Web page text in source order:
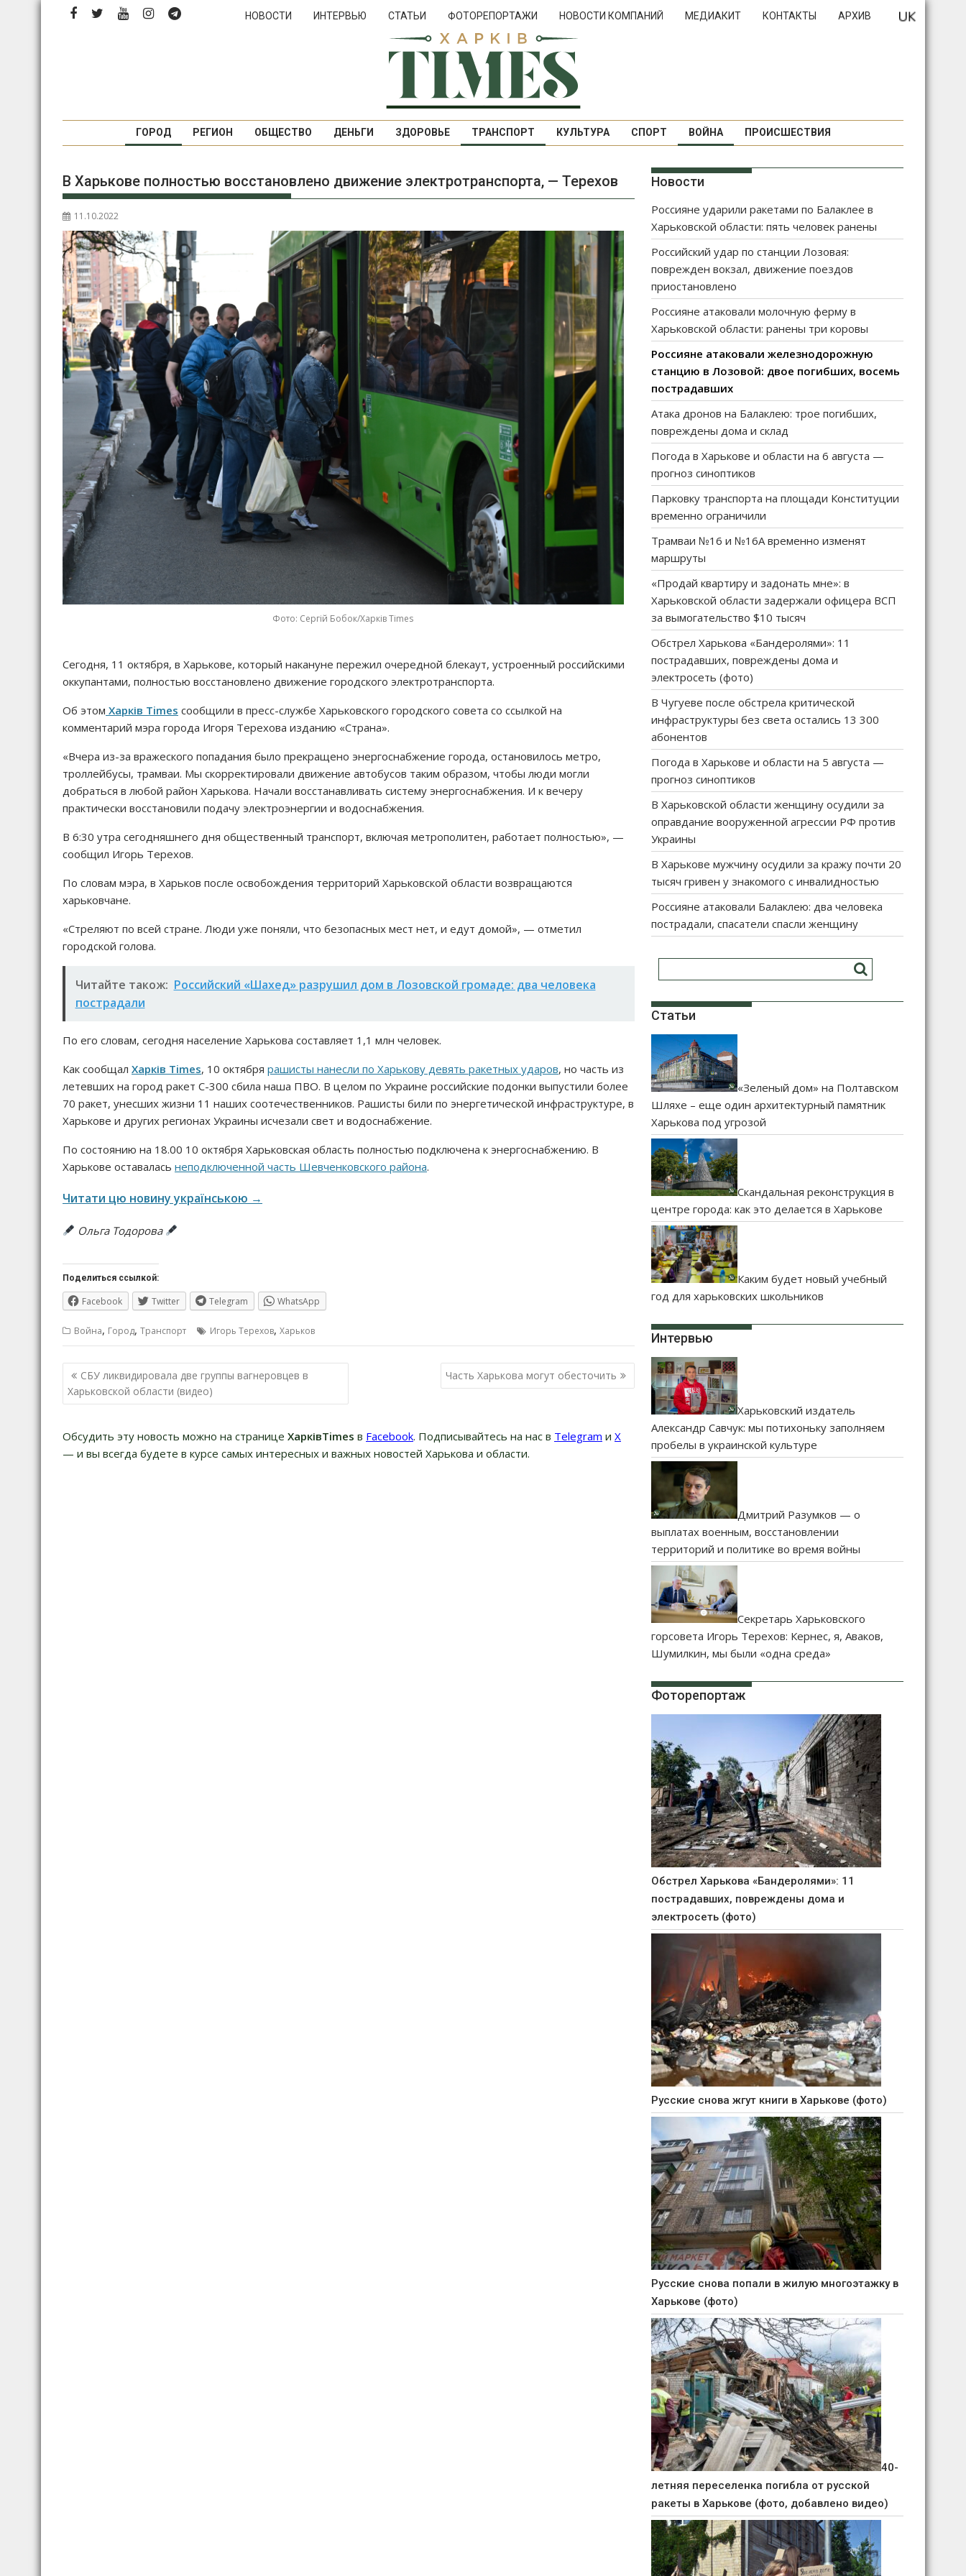
Перейти
НОВОСТИ ИНТЕРВЬЮ СТАТЬИ ФОТОРЕПОРТАЖИ НОВОСТИ КОМПАНИЙ МЕДИАКИТ КОНТАКТЫ АРХИВ
ГОРОД РЕГИОН ОБЩЕСТВО ДЕНЬГИ ЗДОРОВЬЕ ТРАНСПОРТ КУЛЬТУРА СПОРТ ВОЙНА ПРОИСШЕСТВИЯ
В Харькове полностью восстановлено движение электротранспорта, — Терехов
11.10.2022
Фото: Сергій Бобок/Харків Times
Сегодня, 11 октября, в Харькове, который накануне пережил очередной блекаут, устроенный российскими
оккупантами, полностью восстановлено движение городского электротранспорта.
Об этом Харків Times сообщили в пресс-службе Харьковского городского совета со ссылкой на
комментарий мэра города Игоря Терехова изданию «Страна».
«Вчера из-за вражеского попадания было прекращено энергоснабжение города, остановилось метро,
троллейбусы, трамваи. Мы скорректировали движение автобусов таким образом, чтобы люди могли
добраться в любой район Харькова. Начали восстанавливать систему энергоснабжения. И к вечеру
практически восстановили подачу электроэнергии и водоснабжения.
В 6:30 утра сегодняшнего дня общественный транспорт, включая метрополитен, работает полностью», —
сообщил Игорь Терехов.
По словам мэра, в Харьков после освобождения территорий Харьковской области возвращаются
харьковчане.
«Стреляют по всей стране. Люди уже поняли, что безопасных мест нет, и едут домой», — отметил
городской голова.
Читайте також: Российский «Шахед» разрушил дом в Лозовской громаде: два человека
пострадали
По его словам, сегодня население Харькова составляет 1,1 млн человек.
Как сообщал Харків Times, 10 октября рашисты нанесли по Харькову девять ракетных ударов, но часть из
летевших на город ракет С-300 сбила наша ПВО. В целом по Украине российские подонки выпустили более
70 ракет, унесших жизни 11 наших соотечественников. Рашисты били по энергетической инфраструктуре, в
Харькове и других регионах Украины исчезали свет и водоснабжение.
По состоянию на 18.00 10 октября Харьковская область полностью подключена к энергоснабжению. В
Харькове оставалась неподключенной часть Шевченковского района.
Читати цю новину українською →
Ольга Тодорова
Поделиться ссылкой:
Facebook Twitter Telegram WhatsApp
Война, Город, Транспорт Игорь Терехов, Харьков
Навигация
по
записям
СБУ ликвидировала две группы вагнеровцев в
Харьковской области (видео)
Часть Харькова могут обесточить
Обсудить эту новость можно на странице ХарківTimes в Facebook. Подписывайтесь на нас в Telegram и Х
— и вы всегда будете в курсе самых интересных и важных новостей Харькова и области.
Новости
Россияне ударили ракетами по Балаклее в
Харьковской области: пять человек ранены
Российский удар по станции Лозовая:
поврежден вокзал, движение поездов
приостановлено
Россияне атаковали молочную ферму в
Харьковской области: ранены три коровы
Россияне атаковали железнодорожную
станцию в Лозовой: двое погибших, восемь
пострадавших
Атака дронов на Балаклею: трое погибших,
повреждены дома и склад
Погода в Харькове и области на 6 августа —
прогноз синоптиков
Парковку транспорта на площади Конституции
временно ограничили
Трамваи №16 и №16А временно изменят
маршруты
«Продай квартиру и задонать мне»: в
Харьковской области задержали офицера ВСП
за вымогательство $10 тысяч
Обстрел Харькова «Бандеролями»: 11
пострадавших, повреждены дома и
электросеть (фото)
В Чугуеве после обстрела критической
инфраструктуры без света остались 13 300
абонентов
Погода в Харькове и области на 5 августа —
прогноз синоптиков
В Харьковской области женщину осудили за
оправдание вооруженной агрессии РФ против
Украины
В Харькове мужчину осудили за кражу почти 20
тысяч гривен у знакомого с инвалидностью
Россияне атаковали Балаклею: два человека
пострадали, спасатели спасли женщину
Статьи
«Зеленый дом» на Полтавском
Шляхе – еще один архитектурный памятник
Харькова под угрозой
Скандальная реконструкция в
центре города: как это делается в Харькове
Каким будет новый учебный
год для харьковских школьников
Интервью
Харьковский издатель
Александр Савчук: мы потихоньку заполняем
пробелы в украинской культуре
Дмитрий Разумков — о
выплатах военным, восстановлении
территорий и политике во время войны
Секретарь Харьковского
горсовета Игорь Терехов: Кернес, я, Аваков,
Шумилкин, мы были «одна среда»
Фоторепортаж
Обстрел Харькова «Бандеролями»: 11
пострадавших, повреждены дома и
электросеть (фото)
Русские снова жгут книги в Харькове (фото)
Русские снова попали в жилую многоэтажку в
Харькове (фото)
40-
летняя переселенка погибла от русской
ракеты в Харькове (фото, добавлено видео)